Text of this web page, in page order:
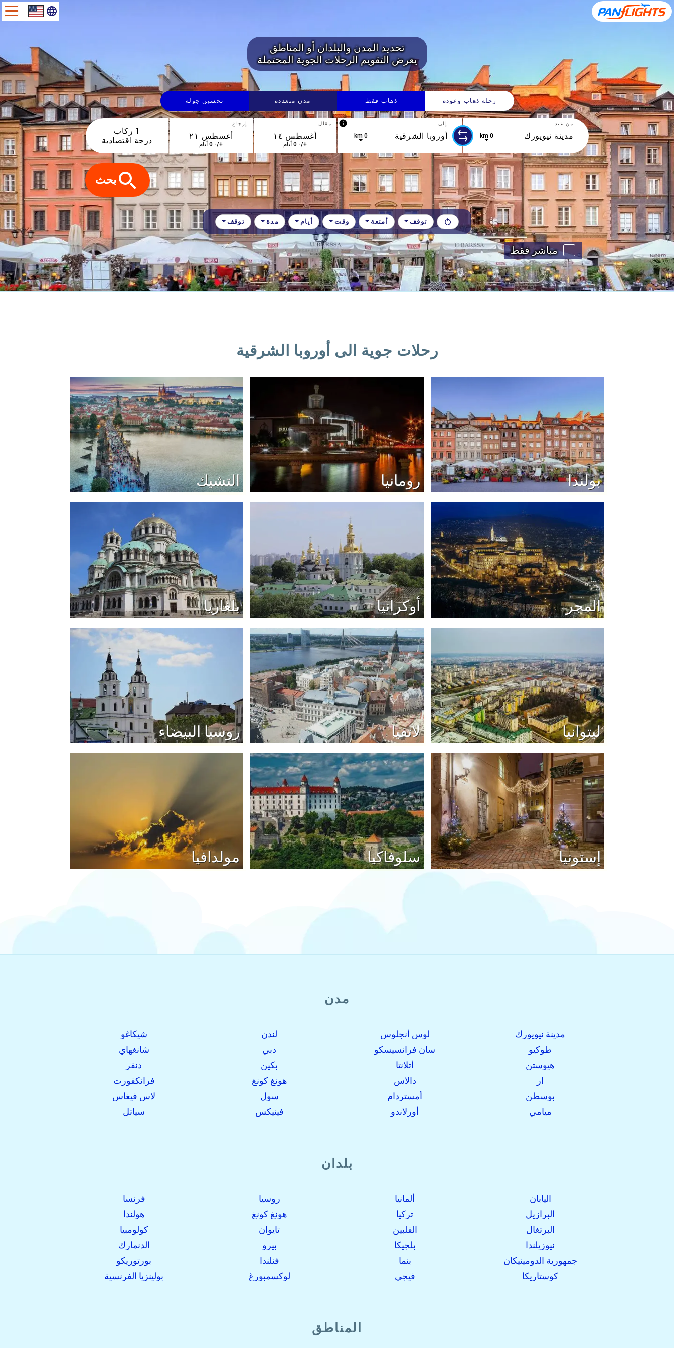
تحديد المدن والبلدان أو المناطق
يعرض التقويم الرحلات الجوية المحتملة
رحلة ذهاب وعودة ذهاب فقط مدن متعددة تحسين جولة
5 results are available, use up and down arrow keys to navigate.
من عند
0 km
0 results are available, use up and down arrow keys to navigate.
إلى info
0 km
مقال
+/- 0 أيام
إرجاع
+/- 0 أيام
1 ركاب
درجة اقتصادية
بحث
توقف أمتعة وقت أيام مدة توقف
مباشر فقط
رحلات جوية الى أوروبا الشرقية
بولندا رومانيا التشيك
المجر أوكرانيا بلغاريا
ليتوانيا لاتفيا روسيا البيضاء
إستونيا سلوفاكيا مولدافيا
مدن
مدينة نيويورك لوس أنجلوس لندن
شيكاغو
طوكيو
سان فرانسيسكو دبي
شانغهاي
هيوستن
أتلانتا بكين
دنفر
ار
دالاس هونغ كونغ
فرانكفورت
بوسطن
أمستردام سول
لاس فيغاس
ميامي
أورلاندو فينيكس سياتل
بلدان
اليابان ألمانيا روسيا
فرنسا
البرازيل
تركيا هونغ كونغ
هولندا
البرتغال
الفلبين تايوان
كولومبيا
نيوزيلندا
بلجيكا بيرو
الدنمارك
جمهورية الدومينيكان
بنما فنلندا
بورتوريكو
كوستاريكا
فيجي لوكسمبورغ بولينزيا الفرنسية
المناطق